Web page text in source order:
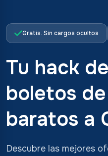
Gratis. Sin cargos ocultos
Tu hack
boletos
baratos a
Descubre las mejores